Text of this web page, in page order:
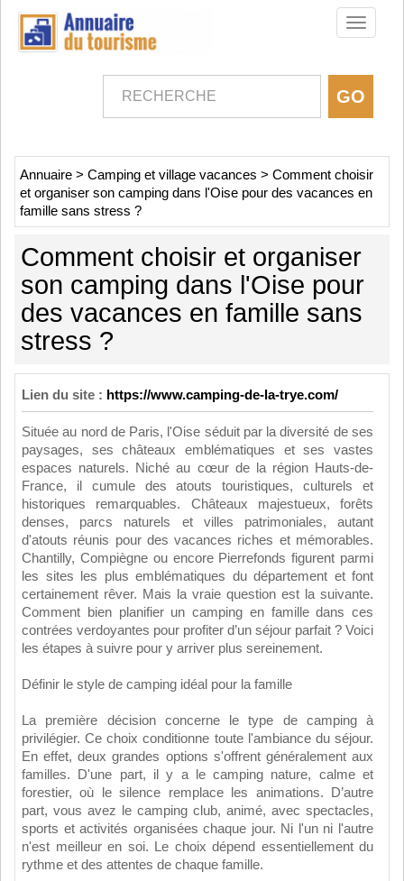
Toggle
Annuaire > Camping et village vacances > Comment choisir
et organiser son camping dans l'Oise pour des vacances en
famille sans stress ?
Comment choisir et organiser
son camping dans l'Oise pour
des vacances en famille sans
stress ?
Lien du site : https://www.camping-de-la-trye.com/
Située au nord de Paris, l'Oise séduit par la diversité de ses
paysages, ses châteaux emblématiques et ses vastes
espaces naturels. Niché au cœur de la région Hauts-de-
France, il cumule des atouts touristiques, culturels et
historiques remarquables. Châteaux majestueux, forêts
denses, parcs naturels et villes patrimoniales, autant
d'atouts réunis pour des vacances riches et mémorables.
Chantilly, Compiègne ou encore Pierrefonds figurent parmi
les sites les plus emblématiques du département et font
certainement rêver. Mais la vraie question est la suivante.
Comment bien planifier un camping en famille dans ces
contrées verdoyantes pour profiter d’un séjour parfait ? Voici
les étapes à suivre pour y arriver plus sereinement.
Définir le style de camping idéal pour la famille
La première décision concerne le type de camping à
privilégier. Ce choix conditionne toute l'ambiance du séjour.
En effet, deux grandes options s'offrent généralement aux
familles. D'une part, il y a le camping nature, calme et
forestier, où le silence remplace les animations. D’autre
part, vous avez le camping club, animé, avec spectacles,
sports et activités organisées chaque jour. Ni l'un ni l'autre
n'est meilleur en soi. Le choix dépend essentiellement du
rythme et des attentes de chaque famille.